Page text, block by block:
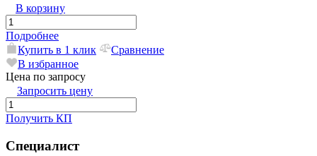
В корзину
Подробнее
Купить в 1 клик
Сравнение
В избранное
Цена по запросу
Запросить цену
Получить КП
Специалист